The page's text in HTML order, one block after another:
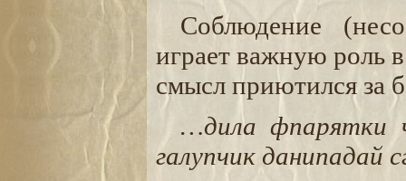
Соблюдение
играет важную роль
смысл приютился за
…дила фпарятки
галупчик данипадай